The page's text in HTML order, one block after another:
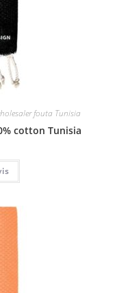
fouta Tunisia
cotton Tunisia